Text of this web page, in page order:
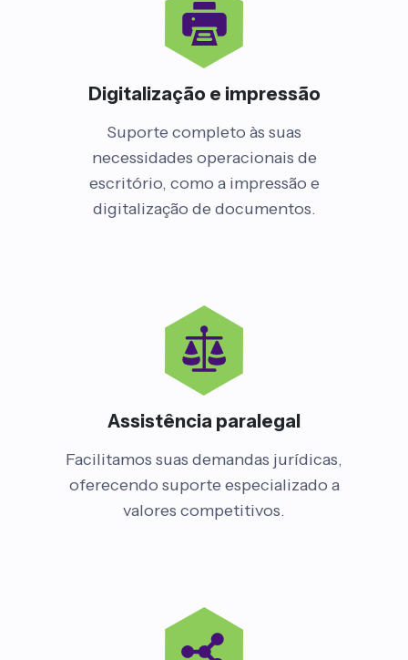
Digitalização e impressão
Suporte completo às suas
necessidades operacionais de
escritório, como a impressão e
digitalização de documentos.
Assistência paralegal
Facilitamos suas demandas jurídicas,
oferecendo suporte especializado a
valores competitivos.